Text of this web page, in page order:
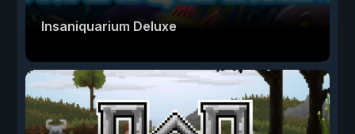
Insaniquarium Deluxe